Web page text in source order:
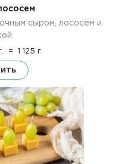
сыром, лососем и
= 1 125 г.